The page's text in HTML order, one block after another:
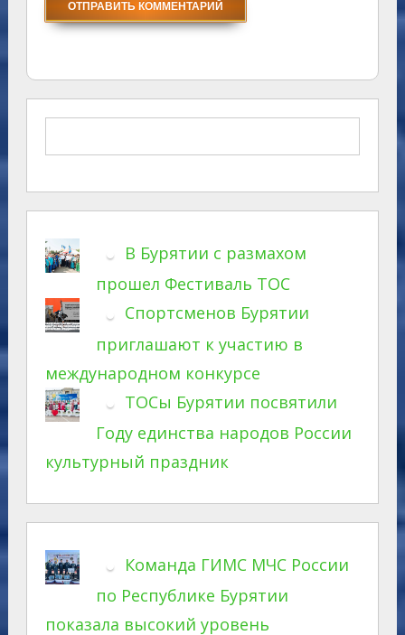
В Бурятии с размахом
прошел Фестиваль ТОС
Спортсменов Бурятии
приглашают к участию в
международном конкурсе
ТОСы Бурятии посвятили
Году единства народов России
культурный праздник
Команда ГИМС МЧС России
по Республике Бурятии
показала высокий уровень